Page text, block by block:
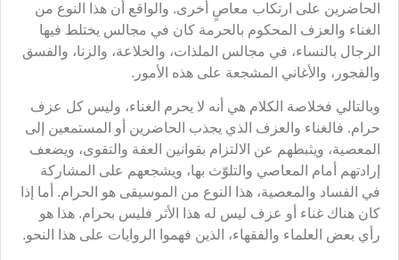
الحاضرين على ارتكاب معاصٍ أخرى. والواقع أن هذا النوع من
الغناء والعزف المحكوم بالحرمة كان في مجالس يختلط فيها
الرجال بالنساء، في مجالس الملذات، والخلاعة، والزنا، والفسق
والفجور، والأغاني المشجعة على هذه الأمور.
وبالتالي فخلاصة الكلام هي أنه لا يحرم الغناء، وليس كل عزف
حرام. فالغناء والعزف الذي يجذب الحاضرين أو المستمعين إلى
المعصية، ويثبطهم عن الالتزام بقوانين العفة والتقوى، ويضعف
إرادتهم أمام المعاصي والتلوّث بها، ويشجعهم على المشاركة
في الفساد والمعصية، هذا النوع من الموسيقى هو الحرام. أما إذا
كان هناك غناء أو عزف ليس له هذا الأثر فليس بحرام. هذا هو
رأي بعض العلماء والفقهاء، الذين فهموا الروايات على هذا النحو.